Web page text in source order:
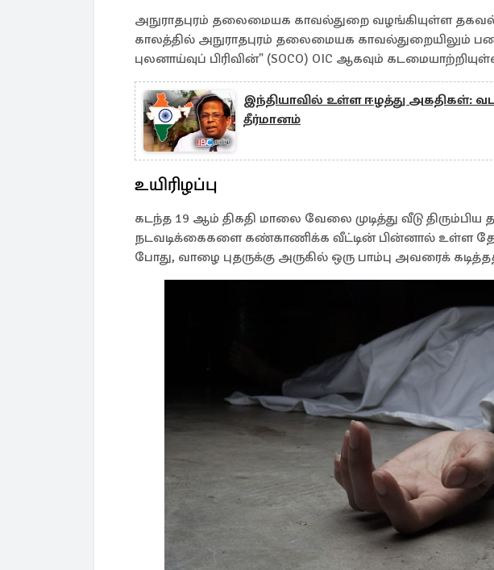
அநுராதபுரம் தலைமையக காவல்துறை வழங்கியுள்ள
காலத்தில் அநுராதபுரம் தலைமையக காவல்துறையிலும்
புலனாய்வுப் பிரிவின்" (SOCO) OIC ஆகவும்
இந்தியாவில் உள்ள ஈழத்து அகதிகள்:
தீர்மானம்
உயிரிழப்பு
கடந்த 19 ஆம் திகதி மாலை வேலை முடித்து வீடு திரும்பிய
நடவடிக்கைகளை கண்காணிக்க வீட்டின் பின்னால் உள்ள
போது, வாழை புதருக்கு அருகில் ஒரு பாம்பு அவரைக்